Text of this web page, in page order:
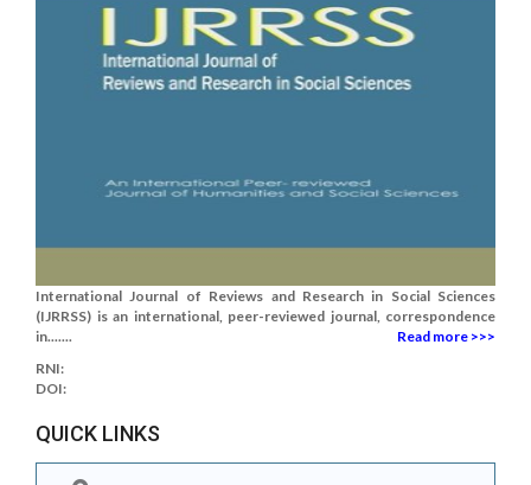
International Journal of Reviews and Research in Social Sciences
(IJRRSS) is an international, peer-reviewed journal, correspondence
in.......
Read more >>>
RNI:
DOI:
QUICK LINKS